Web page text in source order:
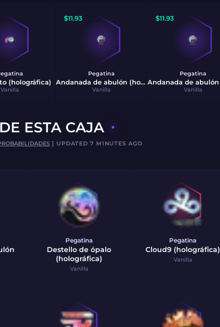
(holográfica)
Vanilla
$11.93
Pegatina
Andanada de abulón (holográfica)
Vanilla
$11.93
Pegatina
Vanilla
ESTA CAJA
] UPDATED 7 MINUTES AGO
Pegatina
Destello de ópalo
(holográfica)
Vanilla
Pegatina
Cloud9 (holográfica)
Vanilla